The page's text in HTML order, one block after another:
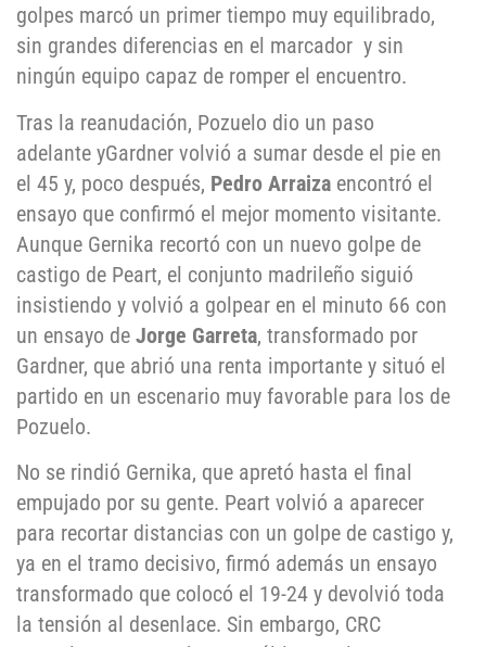
golpes marcó un primer tiempo muy equilibrado,
sin grandes diferencias en el marcador y sin
ningún equipo capaz de romper el encuentro.
Tras la reanudación, Pozuelo dio un paso
adelante yGardner volvió a sumar desde el pie en
el 45 y, poco después, Pedro Arraiza encontró el
ensayo que confirmó el mejor momento visitante.
Aunque Gernika recortó con un nuevo golpe de
castigo de Peart, el conjunto madrileño siguió
insistiendo y volvió a golpear en el minuto 66 con
un ensayo de Jorge Garreta, transformado por
Gardner, que abrió una renta importante y situó el
partido en un escenario muy favorable para los de
Pozuelo.
No se rindió Gernika, que apretó hasta el final
empujado por su gente. Peart volvió a aparecer
para recortar distancias con un golpe de castigo y,
ya en el tramo decisivo, firmó además un ensayo
transformado que colocó el 19-24 y devolvió toda
la tensión al desenlace. Sin embargo, CRC